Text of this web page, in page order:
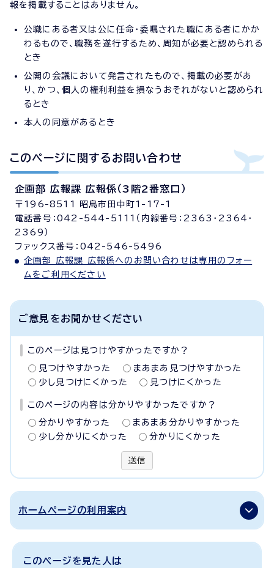
報を掲載することはありません。
公職にある者又は公に任命・委嘱された職にある者にかか
わるもので、職務を遂行するため、周知が必要と認められる
とき
公開の会議において発言されたもので、掲載の必要があ
り、かつ、個人の権利利益を損なうおそれがないと認められ
るとき
本人の同意があるとき
このページに関する お問い合わせ
企画部 広報課 広報係（3階2番窓口）
〒196-8511 昭島市田中町1-17-1
電話番号：042-544-5111（内線番号：2363・2364・
2369）
ファックス番号：042-546-5496
企画部 広報課 広報係へのお問い合わせは専用のフォー
ムをご利用ください
ご意見をお聞かせください
このページは見つけやすかったですか？
見つけやすかった
まあまあ見つけやすかった
少し見つけにくかった
見つけにくかった
このページの内容は分かりやすかったですか？
分かりやすかった
まあまあ分かりやすかった
少し分かりにくかった
分かりにくかった
送信
ホームページの利用案内
このページを見た人は